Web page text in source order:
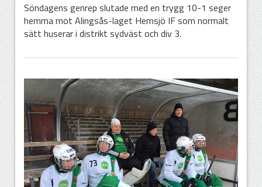
Söndagens genrep slutade med en trygg 10-1 seger
hemma mot Alingsås-laget Hemsjö IF som normalt
sätt huserar i distrikt sydväst och div 3.